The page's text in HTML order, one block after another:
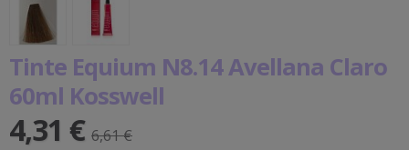
Tinte Equium N8.14 Avellana Claro
60ml Kosswell
4,31 € 6,61 €